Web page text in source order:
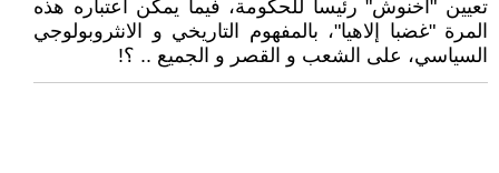
تعيين "اخنوش" رئيسا للحكومة، فيما يمكن اعتباره هذه
المرة "غضبا إلاهيا"، بالمفهوم التاريخي و الانثروبولوجي
السياسي، على الشعب و القصر و الجميع .. ؟!